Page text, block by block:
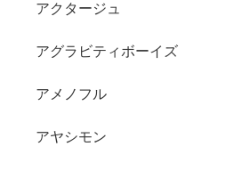
アクタージュ
アグラビティボーイズ
アメノフル
アヤシモン